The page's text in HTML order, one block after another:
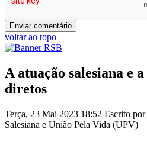
voltar ao topo
A atuação salesiana e
diretos
Terça, 23 Mai 2023 18:52 Escrito
Salesiana e União Pela Vida (UPV)